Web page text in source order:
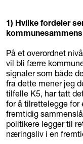
1) Hvilke fordeler
På et overordnet
vil bli færre
signaler som både
fra dette mener jeg
tilfelle K5, har tatt
for å tilrettelegge for
fremtidig
politikere legger til
næringsliv i en